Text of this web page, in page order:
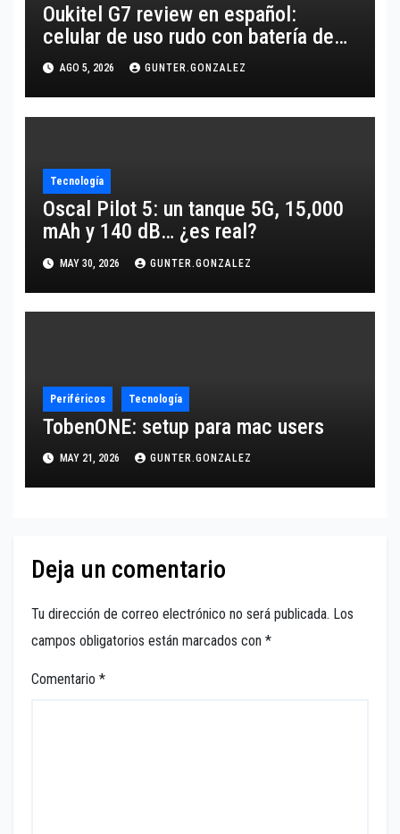
Oukitel G7 review en español:
celular de uso rudo con batería de
10,600 mAh
AGO 5, 2026 GUNTER.GONZALEZ
Tecnología
Oscal Pilot 5: un tanque 5G, 15,000
mAh y 140 dB… ¿es real?
MAY 30, 2026 GUNTER.GONZALEZ
Periféricos Tecnología
TobenONE: setup para mac users
MAY 21, 2026 GUNTER.GONZALEZ
Deja un comentario
Tu dirección de correo electrónico no será publicada. Los
campos obligatorios están marcados con *
Comentario *